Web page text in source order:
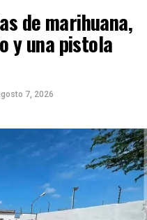
de marihuana,
y una pistola
7, 2026